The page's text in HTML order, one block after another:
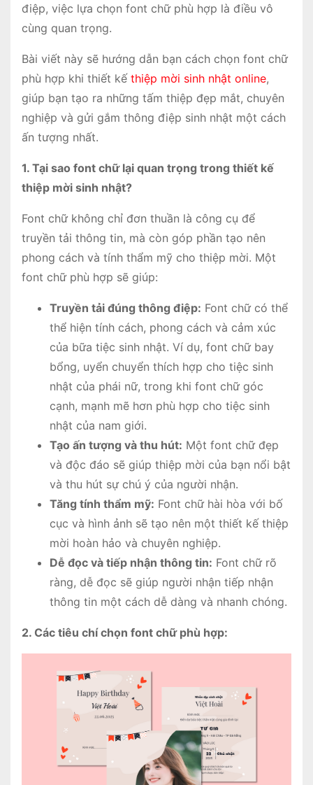
điệp, việc lựa chọn font chữ phù hợp là điều vô
cùng quan trọng.
Bài viết này sẽ hướng dẫn bạn cách chọn font chữ
phù hợp khi thiết kế thiệp mời sinh nhật online,
giúp bạn tạo ra những tấm thiệp đẹp mắt, chuyên
nghiệp và gửi gắm thông điệp sinh nhật một cách
ấn tượng nhất.
1. Tại sao font chữ lại quan trọng trong thiết kế
thiệp mời sinh nhật?
Font chữ không chỉ đơn thuần là công cụ để
truyền tải thông tin, mà còn góp phần tạo nên
phong cách và tính thẩm mỹ cho thiệp mời. Một
font chữ phù hợp sẽ giúp:
Truyền tải đúng thông điệp: Font chữ có thể
thể hiện tính cách, phong cách và cảm xúc
của bữa tiệc sinh nhật. Ví dụ, font chữ bay
bổng, uyển chuyển thích hợp cho tiệc sinh
nhật của phái nữ, trong khi font chữ góc
cạnh, mạnh mẽ hơn phù hợp cho tiệc sinh
nhật của nam giới.
Tạo ấn tượng và thu hút: Một font chữ đẹp
và độc đáo sẽ giúp thiệp mời của bạn nổi bật
và thu hút sự chú ý của người nhận.
Tăng tính thẩm mỹ: Font chữ hài hòa với bố
cục và hình ảnh sẽ tạo nên một thiết kế thiệp
mời hoàn hảo và chuyên nghiệp.
Dễ đọc và tiếp nhận thông tin: Font chữ rõ
ràng, dễ đọc sẽ giúp người nhận tiếp nhận
thông tin một cách dễ dàng và nhanh chóng.
2. Các tiêu chí chọn font chữ phù hợp: